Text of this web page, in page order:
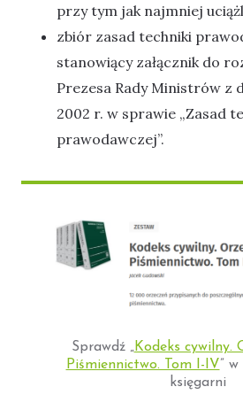
przy tym jak najmniej
zbiór zasad techniki
stanowiący załącznik do
Prezesa Rady Ministrów z
2002 r. w sprawie „Zasad
prawodawczej”.
Sprawdź „Kodeks cywilny.
Piśmiennictwo. Tom I-IV”
księgarni